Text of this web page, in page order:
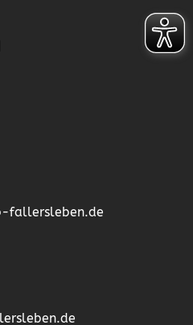
fallersleben.de